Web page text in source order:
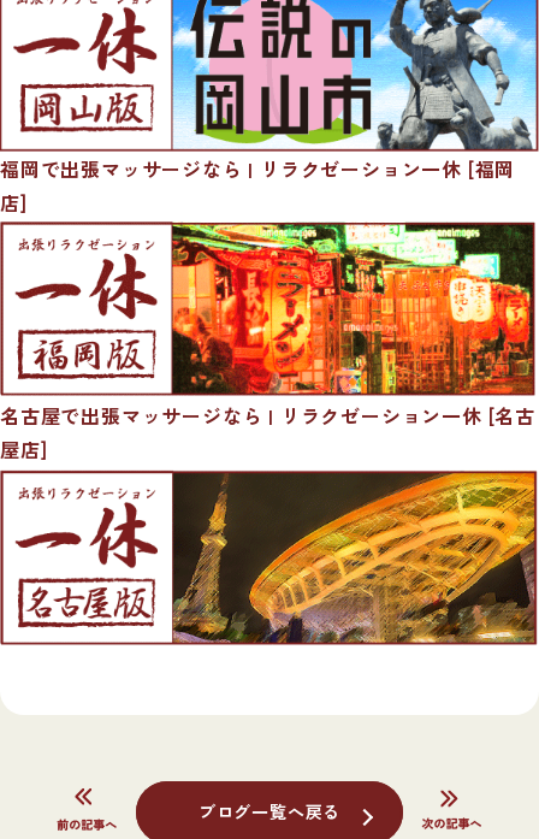
福岡で出張マッサージなら | リラクゼーション一休 [福岡
店]
名古屋で出張マッサージなら | リラクゼーション一休 [名古
屋店]
ブログ一覧へ戻る